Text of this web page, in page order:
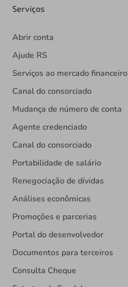
Serviços
Abrir conta
Ajude RS
Serviços ao mercado financeiro
Canal do consorciado
Mudança de número de conta
Agente credenciado
Canal do consorciado
Portabilidade de salário
Renegociação de dívidas
Análises econômicas
Promoções e parcerias
Portal do desenvolvedor
Documentos para terceiros
Consulta Cheque